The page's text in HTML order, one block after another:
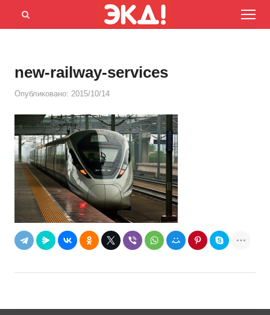
Menu
Открыть
new-railway-services
Опубликовано: 2015/10/14